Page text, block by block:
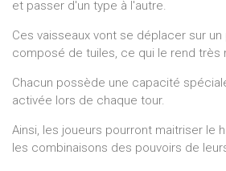
et passer d'un type à l'autre.
Ces vaisseaux vont se déplacer sur un
composé de tuiles, ce qui le rend très
Chacun possède une capacité
activée lors de chaque tour.
Ainsi, les joueurs pourront maitriser le
les combinaisons des pouvoirs de